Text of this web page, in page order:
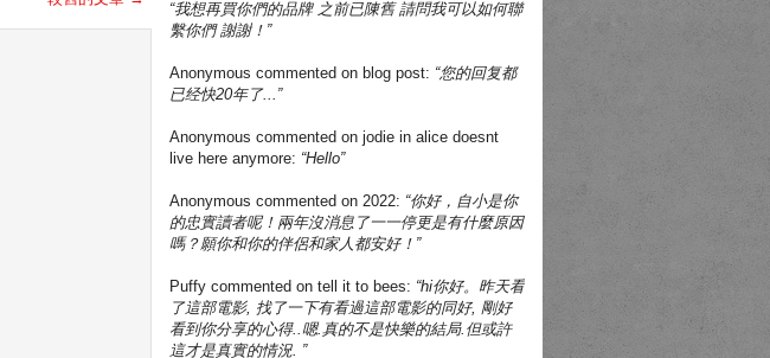
“我想再買你們的品牌 之前已陳舊 請問我可以如何聯
繫你們 謝謝！”
Anonymous commented on blog post: “您的回复都
已经快20年了...”
Anonymous commented on jodie in alice doesnt
live here anymore: “Hello”
Anonymous commented on 2022: “你好，自小是你
的忠實讀者呢！兩年沒消息了一一停更是有什麼原因
嗎？願你和你的伴侶和家人都安好！”
Puffy commented on tell it to bees: “hi你好。昨天看
了這部電影, 找了一下有看過這部電影的同好, 剛好
看到你分享的心得..嗯.真的不是快樂的結局.但或許
這才是真實的情況. ”